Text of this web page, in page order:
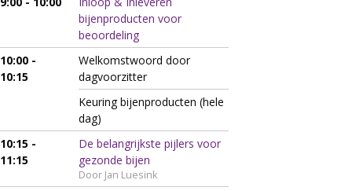
bijenproducten voor
beoordeling
10:00 -
10:15
Welkomstwoord door
dagvoorzitter
Keuring bijenproducten (hele
dag)
10:15 -
11:15
De belangrijkste pijlers voor
gezonde bijen
Door Jan Luesink